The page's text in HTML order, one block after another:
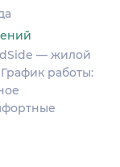
— жилой
работы: